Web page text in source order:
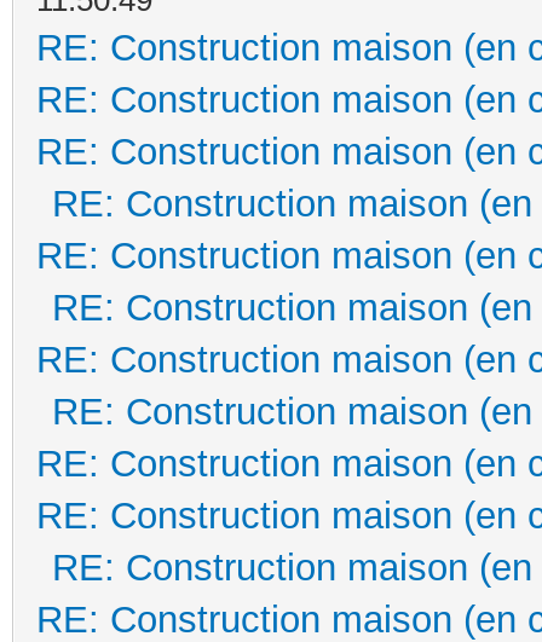
RE: Construction maison (en
RE: Construction maison (en
RE: Construction maison (en
RE: Construction maison
RE: Construction maison (en
RE: Construction maison
RE: Construction maison (en
RE: Construction maison
RE: Construction maison (en
RE: Construction maison (en
RE: Construction maison
RE: Construction maison (en